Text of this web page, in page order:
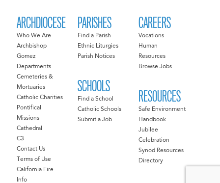
ARCHDIOCESE
Who We Are
Archbishop
Gomez
Departments
Cemeteries &
Mortuaries
Catholic Charities
Pontifical
Missions
Cathedral
C3
Contact Us
Terms of Use
California Fire
Info
PARISHES
Find a Parish
Ethnic Liturgies
Parish Notices
SCHOOLS
Find a School
Catholic Schools
Submit a Job
CAREERS
Vocations
Human
Resources
Browse Jobs
RESOURCES
Safe Environment
Handbook
Jubilee
Celebration
Synod Resources
Directory